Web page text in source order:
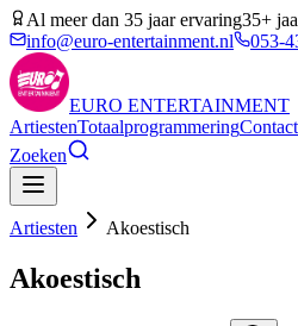
Al meer dan 35 jaar ervaring35+
info@euro-entertainment.nl
053-
EURO ENTERTAINMENT
ArtiestenTotaalprogrammeringContact
Zoeken
Artiesten Akoestisch
Akoestisch